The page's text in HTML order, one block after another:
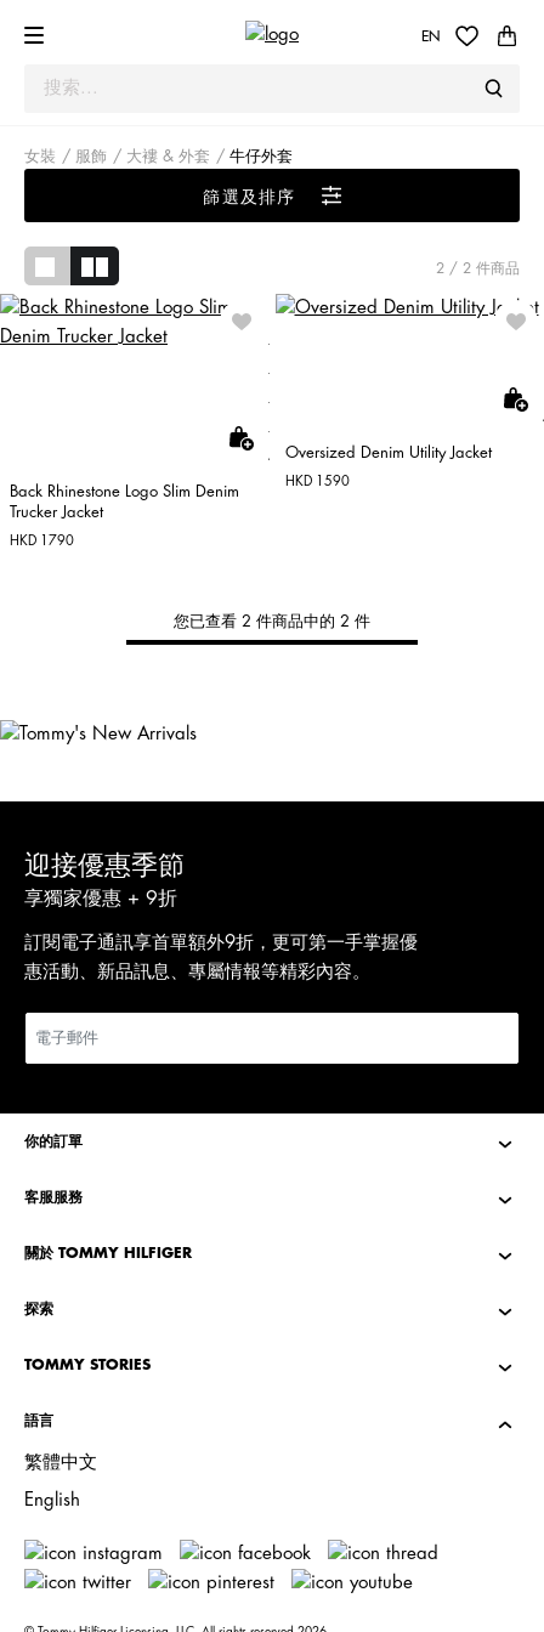
EN
女裝 服飾 大褸 & 外套 牛仔外套
篩選及排序
2 / 2 件商品
Back Rhinestone Logo Slim Denim
Trucker Jacket
HKD 1790
Oversized Denim Utility Jacket
HKD 1590
您已查看 2 件商品中的 2 件
迎接優惠季節
享獨家優惠 + 9折
訂閱電子通訊享首單額外9折，更可第一手掌握優
惠活動、新品訊息、專屬情報等精彩內容。
你的訂單
客服服務
關於 TOMMY HILFIGER
探索
TOMMY STORIES
語言
繁體中文
English